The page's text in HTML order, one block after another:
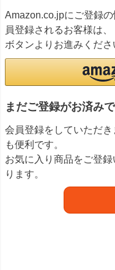
Amazon.co.jpにご登録
員登録されるお客様は
ボタンよりお進みくださ
まだご登録がお済み
会員登録をしていただ
も便利です。
お気に入り商品をご登
ります。